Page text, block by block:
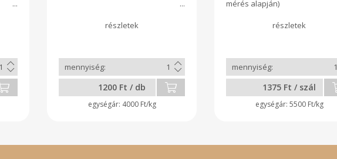
1200 Ft / db
4000 Ft/kg
mérés alapján)
1375 Ft / szál
5500 Ft/kg